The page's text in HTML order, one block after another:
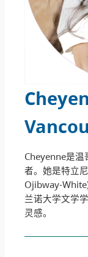
Cheyenne是
者。她是特立
Ojibway-
兰诺大学文学
灵感。